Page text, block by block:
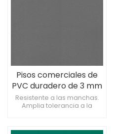
Pisos comerciales de
PVC duradero de 3 mm
para aulas
Resistente a las manchas.
Amplia tolerancia a la